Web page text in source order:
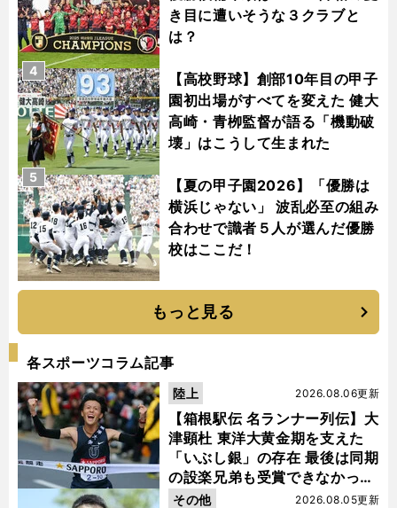
き目に遭いそうな３クラブと
は？
【高校野球】創部10年目の甲子
園初出場がすべてを変えた 健大
高崎・青栁監督が語る「機動破
壊」はこうして生まれた
4
【夏の甲子園2026】「優勝は
横浜じゃない」 波乱必至の組み
合わせで識者５人が選んだ優勝
校はここだ！
5
もっと見る
各スポーツコラム記事
【箱根駅伝 名ランナー列伝】大
津顕杜 東洋大黄金期を支えた
「いぶし銀」の存在 最後は同期
の設楽兄弟も受賞できなかった
金栗杯に輝く
2026.08.06更新
陸上
2026.08.05更新
その他